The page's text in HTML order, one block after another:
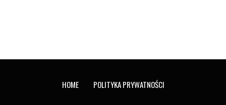
HOME POLITYKA PRYWATNOŚCI